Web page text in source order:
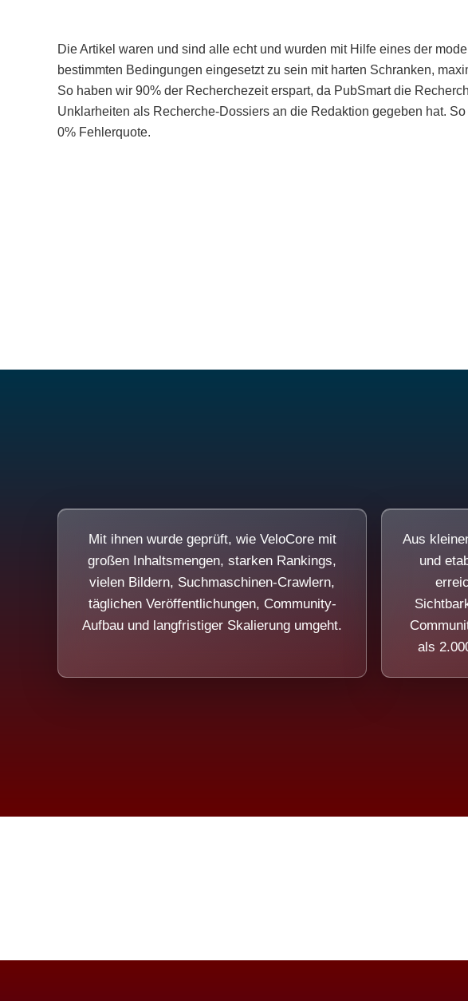
Die Artikel waren und sind alle echt und wurden mit Hilfe eines der
bestimmten Bedingungen eingesetzt zu sein mit harten Schranken,
So haben wir 90% der Recherchezeit erspart, da PubSmart die
Unklarheiten als Recherche-Dossiers an die Redaktion gegeben hat.
0% Fehlerquote.
Mit ihnen wurde geprüft, wie VeloCore mit
großen Inhaltsmengen, starken Rankings,
vielen Bildern, Suchmaschinen-Crawlern,
täglichen Veröffentlichungen, Community-
Aufbau und langfristiger Skalierung umgeht.
Aus
und
als